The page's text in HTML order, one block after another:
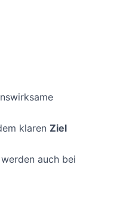
klaren Ziel
auch bei